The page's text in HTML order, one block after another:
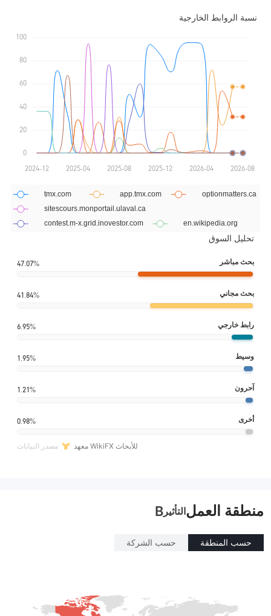
تحليل السوق
بحث مباشر 47.07%
بحث مجاني 41.84%
رابط خارجي 6.95%
وسيط 1.95%
آحرون 1.21%
أخرى 0.98%
مصدر البيانات معهد WikiFX للأبحاث
منطقة العملالتأثير B
حسب المنطقة حسب الشركة